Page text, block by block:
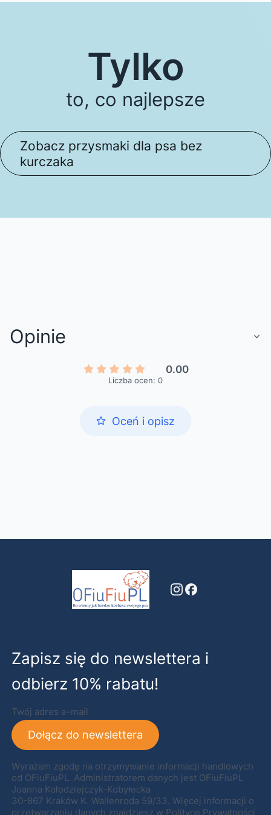
Tylko
to, co najlepsze
Zobacz przysmaki dla psa bez
kurczaka
Opinie
0.00
Liczba ocen: 0
Oceń i opisz
Zapisz się do newslettera i
odbierz 10% rabatu!
Twój adres e-mail
Dołącz do newslettera
Wyrażam zgodę na otrzymywanie informacji handlowych
od OFiuFiuPL. Administratorem danych jest OFiuFiuPL
Joanna Kołodziejczyk-Kobyłecka
30-867 Kraków K. Wallenroda 59/33. Więcej informacji o
przetwarzaniu danych znajdziesz w Polityce Prywatności